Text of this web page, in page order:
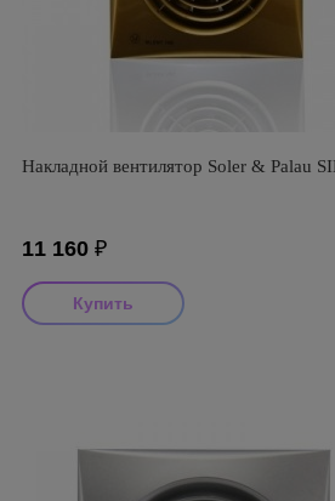
Накладной вентилятор Soler & Palau
11 160 ₽